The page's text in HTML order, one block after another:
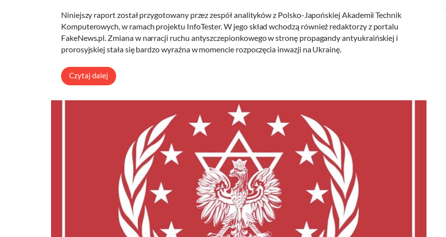
Niniejszy raport został przygotowany przez zespół analityków z Polsko-Japońskiej Akademii Technik
Komputerowych, w ramach projektu InfoTester. W jego skład wchodzą również redaktorzy z portalu
FakeNews.pl. Zmiana w narracji ruchu antyszczepionkowego w stronę propagandy antyukraińskiej i
prorosyjskiej stała się bardzo wyraźna w momencie rozpoczęcia inwazji na Ukrainę.
Czytaj dalej